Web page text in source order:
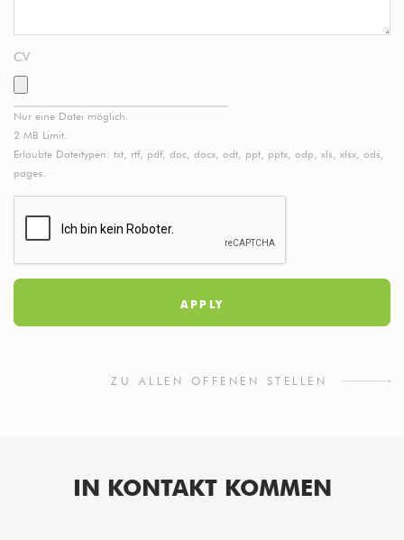
CV
Nur eine Datei möglich.
2 MB Limit.
Erlaubte Dateitypen: txt, rtf, pdf, doc, docx, odt, ppt, pptx, odp, xls, xlsx, ods,
pages.
ZU ALLEN OFFENEN STELLEN
IN KONTAKT KOMMEN